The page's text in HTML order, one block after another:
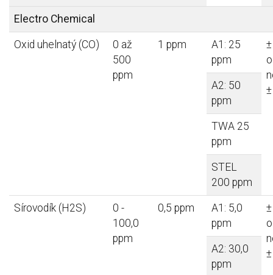
Electro Chemical
Oxid uhelnatý (CO)
0 až
500
ppm
1 ppm
A1: 25
ppm
A2: 50
ppm
TWA 25
ppm
STEL
200 ppm
Sírovodík (H2S)
0 -
100,0
ppm
0,5 ppm
A1: 5,0
ppm
A2: 30,0
ppm